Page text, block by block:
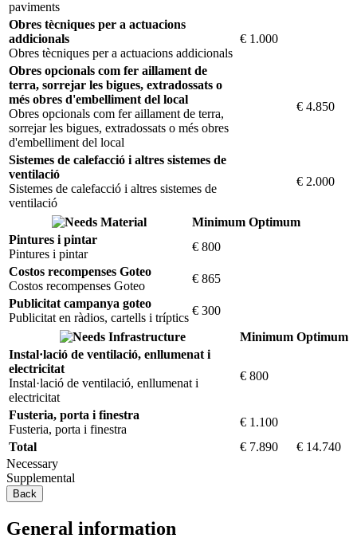
paviments
Obres tècniques per a actuacions
addicionals
Obres tècniques per a actuacions addicionals
€ 1.000
Obres opcionals com fer aillament de
terra, sorrejar les bigues, extradossats o
més obres d'embelliment del local
Obres opcionals com fer aillament de terra,
sorrejar les bigues, extradossats o més obres
d'embelliment del local
€ 4.850
Sistemes de calefacció i altres sistemes de
ventilació
Sistemes de calefacció i altres sistemes de
ventilació
€ 2.000
Material Minimum Optimum
Pintures i pintar
Pintures i pintar
€ 800
Costos recompenses Goteo
Costos recompenses Goteo
€ 865
Publicitat campanya goteo
Publicitat en ràdios, cartells i tríptics
€ 300
Infrastructure
Minimum Optimum
Instal·lació de ventilació, enllumenat i
electricitat
Instal·lació de ventilació, enllumenat i
electricitat
€ 800
Fusteria, porta i finestra
Fusteria, porta i finestra
€ 1.100
Total
€ 7.890
€ 14.740
Necessary
Supplemental
Back
General information